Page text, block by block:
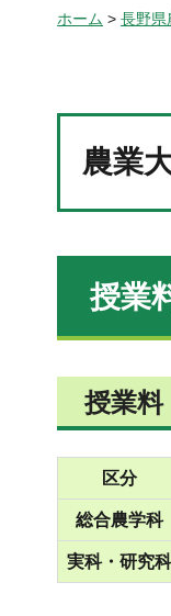
ホーム > 長野県
農業
授業
授業料
区分
総合農学科
実科・研究科